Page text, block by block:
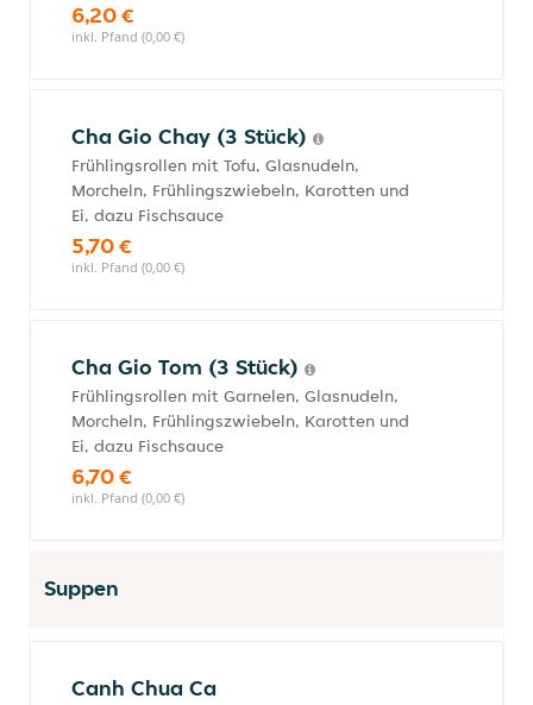
6,20 €
inkl. Pfand (0,00 €)
Cha Gio Chay (3 Stück)
Frühlingsrollen mit Tofu, Glasnudeln,
Morcheln, Frühlingszwiebeln, Karotten und
Ei, dazu Fischsauce
5,70 €
inkl. Pfand (0,00 €)
Cha Gio Tom (3 Stück)
Frühlingsrollen mit Garnelen, Glasnudeln,
Morcheln, Frühlingszwiebeln, Karotten und
Ei, dazu Fischsauce
6,70 €
inkl. Pfand (0,00 €)
Suppen
Canh Chua Ca